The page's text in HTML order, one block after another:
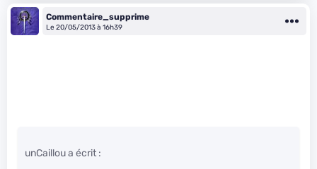
Commentaire_supprime
Le 20/05/2013 à 16h39
unCaillou a écrit :